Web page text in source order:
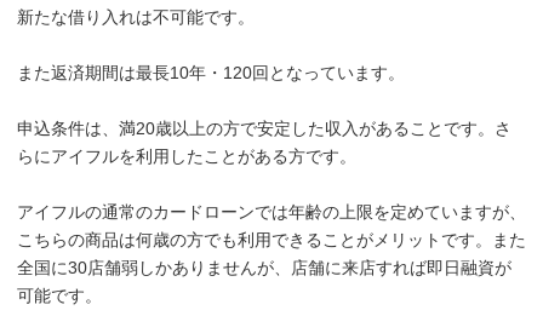
新たな借り入れは不可能です。
また返済期間は最長10年・120回となっています。
申込条件は、満20歳以上の方で安定した収入があることです。さ
らにアイフルを利用したことがある方です。
アイフルの通常のカードローンでは年齢の上限を定めていますが、
こちらの商品は何歳の方でも利用できることがメリットです。また
全国に30店舗弱しかありませんが、店舗に来店すれば即日融資が
可能です。